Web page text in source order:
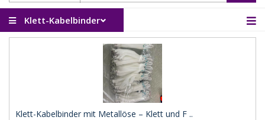
Klett-Kabelbinder
Klett-Kabelbinder mit Metallöse – Klett und F ..